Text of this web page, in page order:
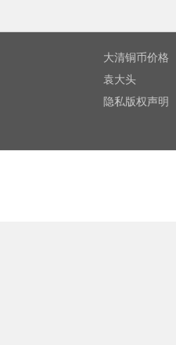
大清铜币价格
袁大头
隐私版权声明